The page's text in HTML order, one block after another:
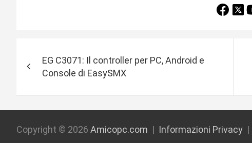
v
i
g
EG C3071: Il controller per PC, Android e
Console di EasySMX
Copyright © 2026 Amicopc.com Informazioni Privacy